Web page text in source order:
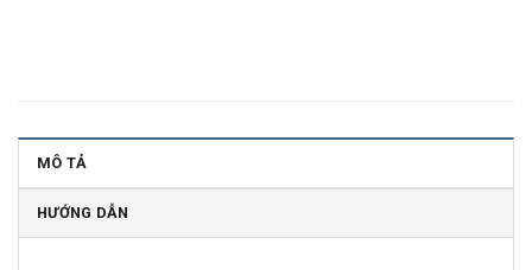
MÔ TẢ
HƯỚNG DẪN